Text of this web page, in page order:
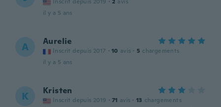
il y a 5 ans
A Aurelie
Inscrit depuis 2017 · 10 avis · 5 chargements
il y a 5 ans
K Kristen
Inscrit depuis 2019 · 71 avis · 13 chargements